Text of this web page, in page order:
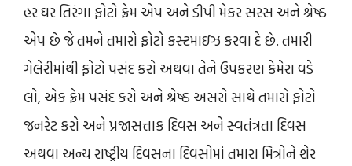
હર ઘર તિરંગા ફોટો ફ્રેમ એપ અને ડીપી મેકર સરસ અને શ્રેષ્ઠ
એપ છે જે તમને તમારો ફોટો કસ્ટમાઇઝ કરવા દે છે. તમારી
ગેલેરીમાંથી ફોટો પસંદ કરો અથવા તેને ઉપકરણ કેમેરા વડે
લો, એક ફ્રેમ પસંદ કરો અને શ્રેષ્ઠ અસરો સાથે તમારો ફોટો
જનરેટ કરો અને પ્રજાસત્તાક દિવસ અને સ્વતંત્રતા દિવસ
અથવા અન્ય રાષ્ટ્રીય દિવસના દિવસોમાં તમારા મિત્રોને શેર